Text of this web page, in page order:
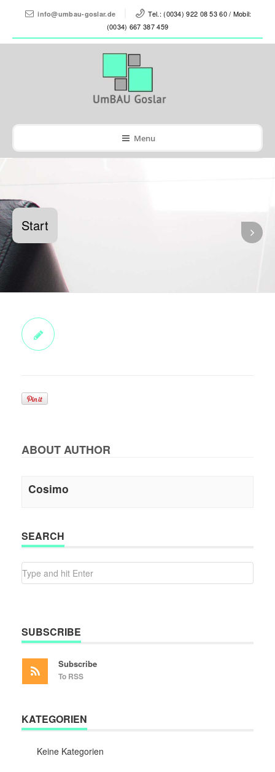
info@umbau-goslar.de
Tel.: (0034) 922 08 53 60 / Mobil:
(0034) 667 387 459
Menu
Start
ABOUT AUTHOR
Cosimo
SEARCH
SUBSCRIBE
Subscribe
To RSS
KATEGORIEN
Keine Kategorien